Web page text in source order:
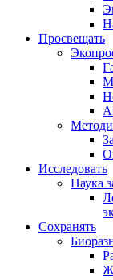
Просвещать
Исследовать
Наука
Сохранять